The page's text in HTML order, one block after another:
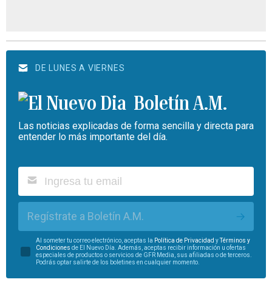
DE LUNES A VIERNES
Boletín A.M.
Las noticias explicadas de forma sencilla y directa para
entender lo más importante del día.
Regístrate a Boletín A.M.
Al someter tu correo electrónico, aceptas la Política de Privacidad yTérminos y
Condiciones de El Nuevo Día. Además, aceptas recibir información u ofertas
especiales de productos o servicios de GFR Media, sus afiliadas o de terceros.
Podrás optar salirte de los boletines en cualquier momento.